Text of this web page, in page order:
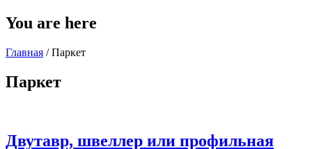
You are here
Главная / Паркет
Паркет
Двутавр, швеллер или профильная